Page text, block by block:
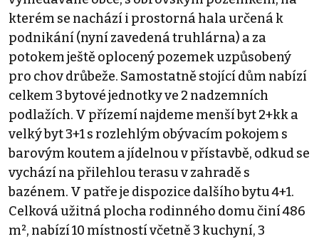
kterém se nachází i prostorná hala určená k
podnikání (nyní zavedená truhlárna) a za
potokem ještě oplocený pozemek uzpůsobený
pro chov drůbeže. Samostatně stojící dům nabízí
celkem 3 bytové jednotky ve 2 nadzemních
podlažích. V přízemí najdeme menší byt 2+kk a
velký byt 3+1 s rozlehlým obývacím pokojem s
barovým koutem a jídelnou v přístavbě, odkud se
vychází na přilehlou terasu v zahradě s
bazénem. V patře je dispozice dalšího bytu 4+1.
Celková užitná plocha rodinného domu činí 486
m², nabízí 10 místností včetně 3 kuchyní, 3